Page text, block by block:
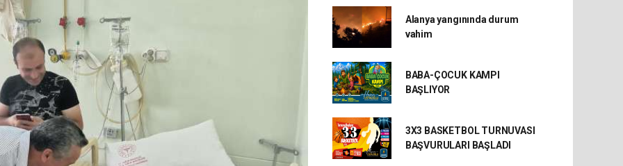
Alanya yangınında durum
vahim
BABA-ÇOCUK KAMPI
BAŞLIYOR
3X3 BASKETBOL TURNUVASI
BAŞVURULARI BAŞLADI